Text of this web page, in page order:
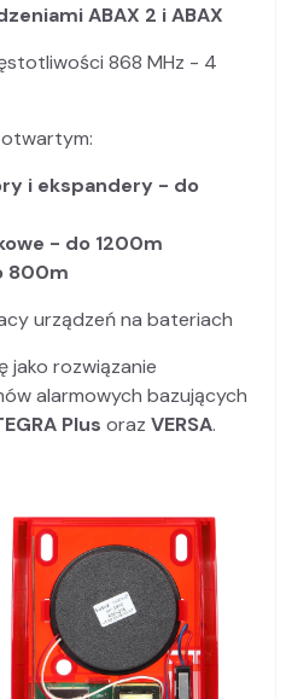
ABAX 2 i ABAX
868 MHz - 4
otwartym:
i ekspandery - do
- do 1200m
800m
urządzeń na bateriach
jako rozwiązanie
alarmowych bazujących
Plus oraz VERSA.